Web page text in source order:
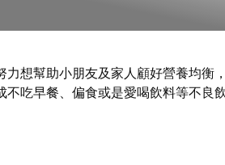
幫助小朋友及家人顧好營養均衡
吃早餐、偏食或是愛喝飲料等不良